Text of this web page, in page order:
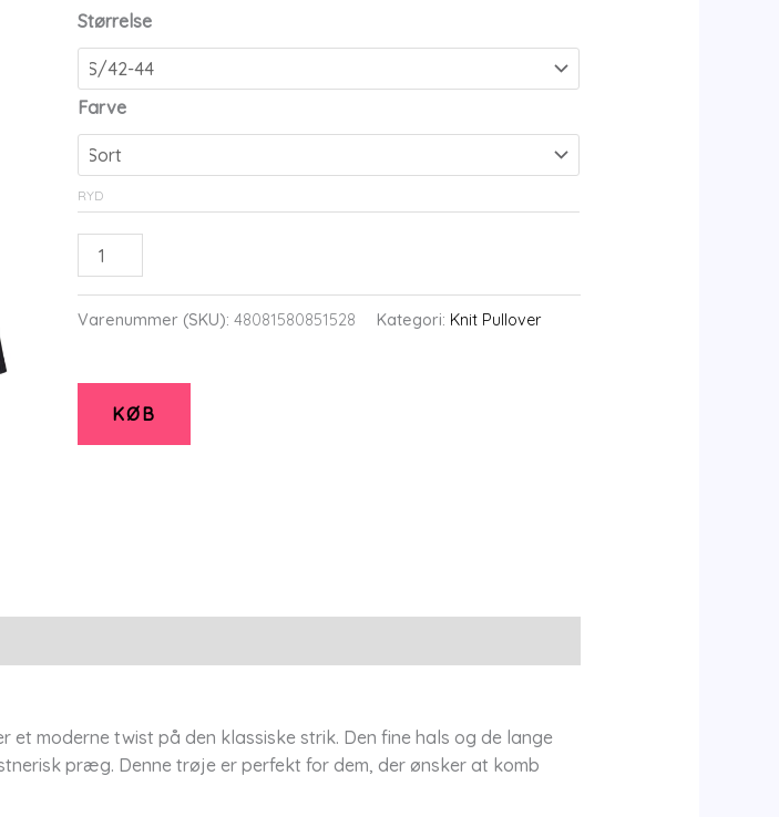
Størrelse
Farve
RYD
Adia
-
Bluse
antal
Varenummer (SKU):48081580851528 Kategori: Knit Pullover
KØB
moderne twist på den klassiske strik. Den fine hals og de lange
præg. Denne trøje er perfekt for dem, der ønsker at komb